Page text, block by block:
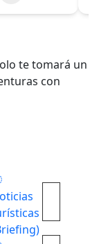
te tomará un
con